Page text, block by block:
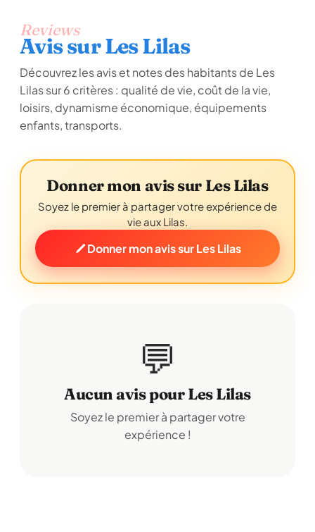
Reviews
Avis sur Les Lilas
Découvrez les avis et notes des habitants de Les
Lilas sur 6 critères : qualité de vie, coût de la vie,
loisirs, dynamisme économique, équipements
enfants, transports.
Donner mon avis sur Les Lilas
Soyez le premier à partager votre expérience de
vie aux Lilas.
Donner mon avis sur Les Lilas
💬
Aucun avis pour Les Lilas
Soyez le premier à partager votre
expérience !